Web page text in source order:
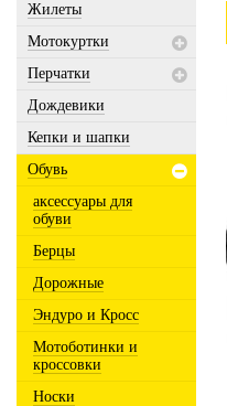
Жилеты
Мотокуртки
Перчатки
Дождевики
Кепки и шапки
Обувь
аксессуары для
обуви
Берцы
Дорожные
Эндуро и Кросс
Мотоботинки и
кроссовки
Носки